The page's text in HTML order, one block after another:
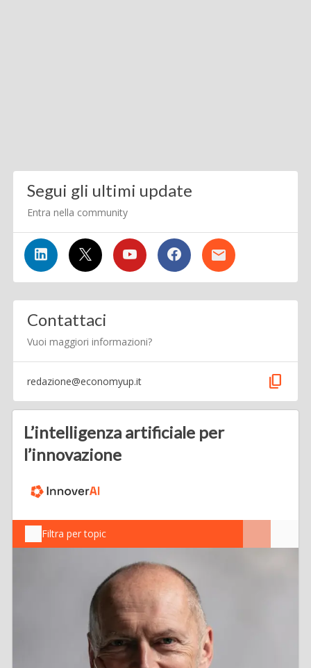
Segui gli ultimi update
Entra nella community
Contattaci
Vuoi maggiori informazioni?
redazione@economyup.it content_copy
L’intelligenza artificiale per
l’innovazione
Filtra per topic